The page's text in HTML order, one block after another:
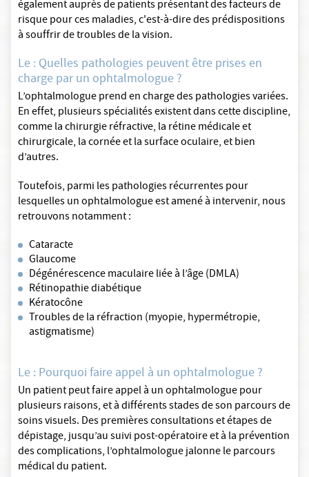
également auprès de patients présentant des facteurs de
risque pour ces maladies, c'est-à-dire des prédispositions
à souffrir de troubles de la vision.
Le : Quelles pathologies peuvent être prises en
charge par un ophtalmologue ?
L’ophtalmologue prend en charge des pathologies variées.
En effet, plusieurs spécialités existent dans cette discipline,
comme la chirurgie réfractive, la rétine médicale et
chirurgicale, la cornée et la surface oculaire, et bien
d’autres.
Toutefois, parmi les pathologies récurrentes pour
lesquelles un ophtalmologue est amené à intervenir, nous
retrouvons notamment :
Cataracte
Glaucome
Dégénérescence maculaire liée à l’âge (DMLA)
Rétinopathie diabétique
Kératocône
Troubles de la réfraction (myopie, hypermétropie,
astigmatisme)
Le : Pourquoi faire appel à un ophtalmologue ?
Un patient peut faire appel à un ophtalmologue pour
plusieurs raisons, et à différents stades de son parcours de
soins visuels. Des premières consultations et étapes de
dépistage, jusqu’au suivi post-opératoire et à la prévention
des complications, l’ophtalmologue jalonne le parcours
médical du patient.